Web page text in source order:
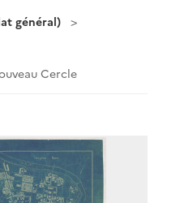
général)
Cercle